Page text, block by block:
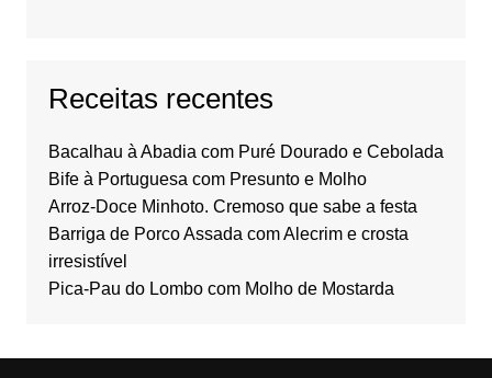
Receitas recentes
Bacalhau à Abadia com Puré Dourado e Cebolada
Bife à Portuguesa com Presunto e Molho
Arroz-Doce Minhoto. Cremoso que sabe a festa
Barriga de Porco Assada com Alecrim e crosta
irresistível
Pica-Pau do Lombo com Molho de Mostarda